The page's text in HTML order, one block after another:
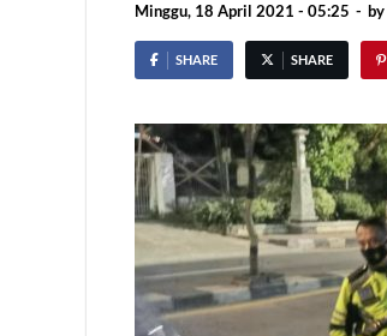
Minggu, 18 April 2021 - 05:25 - by
SHARE SHARE